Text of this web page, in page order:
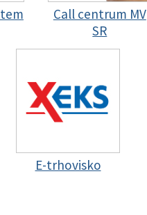
Call centrum MV
SR
E-trhovisko